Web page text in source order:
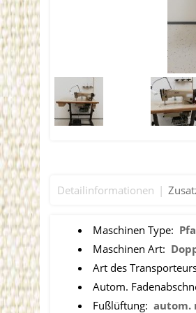
Detailinformationen
Maschinen Type:
Maschinen Art:
Art des
Autom.
Fußlüftung: autom.